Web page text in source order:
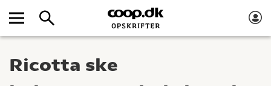
Ricotta ske